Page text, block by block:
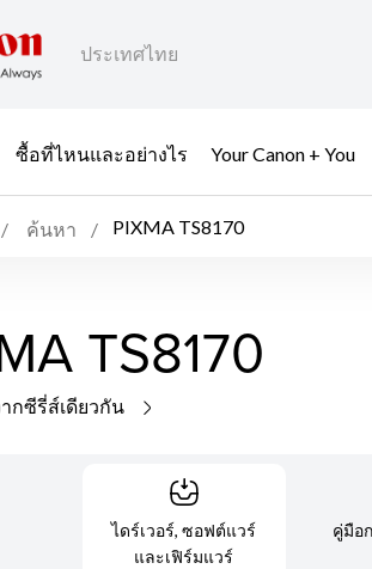
ประเทศไทย
ซื้อที่ไหนและอย่างไร Your Canon + You
ค้นหา PIXMA TS8170
TS8170
กซีรี่ส์เดียวกัน
ไดร์เวอร์, ซอฟต์แวร์
และเฟิร์มแวร์
คู่มือ